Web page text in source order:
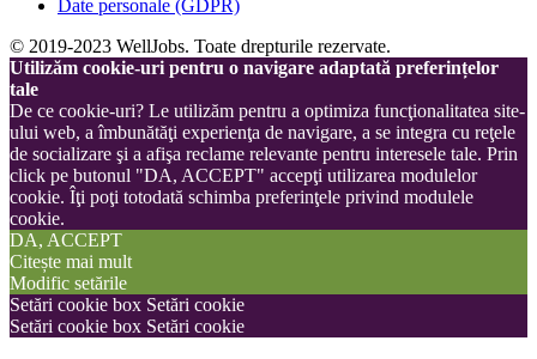
Date personale (GDPR)
© 2019-2023 WellJobs. Toate drepturile rezervate.
Utilizăm cookie-uri pentru o navigare adaptată preferințelor
tale
De ce cookie-uri? Le utilizăm pentru a optimiza funcţionalitatea site-
ului web, a îmbunătăţi experienţa de navigare, a se integra cu reţele
de socializare şi a afişa reclame relevante pentru interesele tale. Prin
click pe butonul "DA, ACCEPT" accepţi utilizarea modulelor
cookie. Îţi poţi totodată schimba preferinţele privind modulele
cookie.
DA, ACCEPT
Citește mai mult
Modific setările
Setări cookie box Setări cookie
Setări cookie box Setări cookie